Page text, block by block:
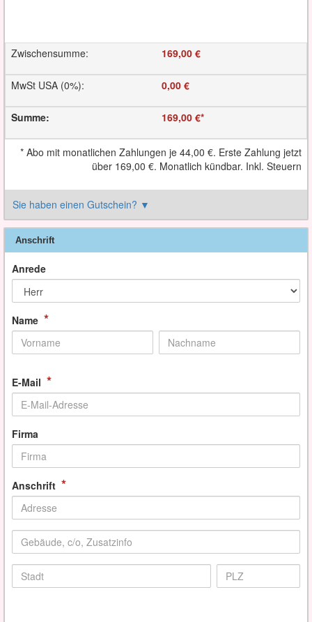
Zwischensumme: 169,00 €
MwSt USA (0%): 0,00 €
Summe: 169,00 €*
* Abo mit monatlichen Zahlungen je 44,00 €. Erste Zahlung jetzt
über 169,00 €. Monatlich kündbar. Inkl. Steuern
Sie haben einen Gutschein? ▼
Anschrift
Anrede
Name *
E-Mail *
Firma
Anschrift *